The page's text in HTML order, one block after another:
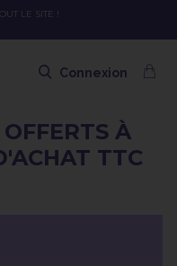
LE SITE !
Connexion
À
TTC